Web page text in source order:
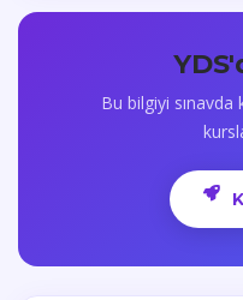
Bu bilgiyi